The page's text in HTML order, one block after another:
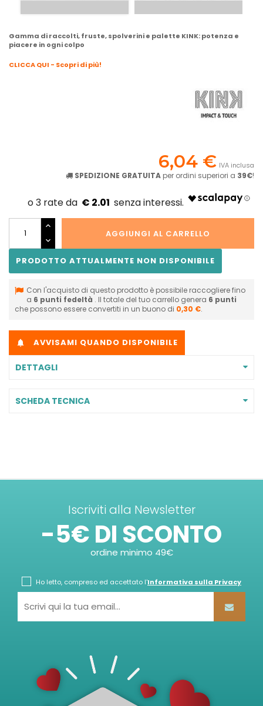
Gamma di raccolti, fruste, spolverini e palette KINK: potenza e
piacere in ogni colpo
CLICCA QUI - Scopri di più!
6,04 € IVA inclusa
SPEDIZIONE GRATUITA per ordini superiori a 39€!
€ 2.01
AGGIUNGI AL CARRELLO
PRODOTTO ATTUALMENTE NON DISPONIBILE
Con l'acquisto di questo prodotto è possibile raccogliere fino
a 6 punti fedeltà . Il totale del tuo carrello genera 6 punti
che possono essere convertiti in un buono di 0,30 €.
 AVVISAMI QUANDO DISPONIBILE
DETTAGLI
SCHEDA TECNICA
Iscriviti alla Newsletter
-5€ DI SCONTO
ordine minimo 49€
Ho letto, compreso ed accettato l'Informativa sulla Privacy